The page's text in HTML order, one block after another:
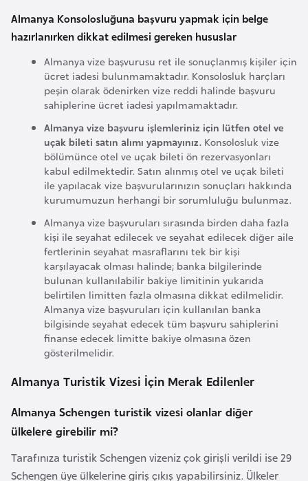
Almanya Konsolosluğuna başvuru yapmak için belge
hazırlanırken dikkat edilmesi gereken hususlar
Almanya vize başvurusu ret ile sonuçlanmış kişiler için
ücret iadesi bulunmamaktadır. Konsolosluk harçları
peşin olarak ödenirken vize reddi halinde başvuru
sahiplerine ücret iadesi yapılmamaktadır.
Almanya vize başvuru işlemleriniz için lütfen otel ve
uçak bileti satın alımı yapmayınız. Konsolosluk vize
bölümünce otel ve uçak bileti ön rezervasyonları
kabul edilmektedir. Satın alınmış otel ve uçak bileti
ile yapılacak vize başvurularınızın sonuçları hakkında
kurumumuzun herhangi bir sorumluluğu bulunmaz.
Almanya vize başvuruları sırasında birden daha fazla
kişi ile seyahat edilecek ve seyahat edilecek diğer aile
fertlerinin seyahat masraflarını tek bir kişi
karşılayacak olması halinde; banka bilgilerinde
bulunan kullanılabilir bakiye limitinin yukarıda
belirtilen limitten fazla olmasına dikkat edilmelidir.
Almanya vize başvuruları için kullanılan banka
bilgisinde seyahat edecek tüm başvuru sahiplerini
finanse edecek limitte bakiye olmasına özen
gösterilmelidir.
Almanya Turistik Vizesi İçin Merak Edilenler
Almanya Schengen turistik vizesi olanlar diğer
ülkelere girebilir mi?
Tarafınıza turistik Schengen vizeniz çok girişli verildi ise 29
Schengen üye ülkelerine giriş çıkış yapabilirsiniz. Ülkeler
K
o
L
e
t
o